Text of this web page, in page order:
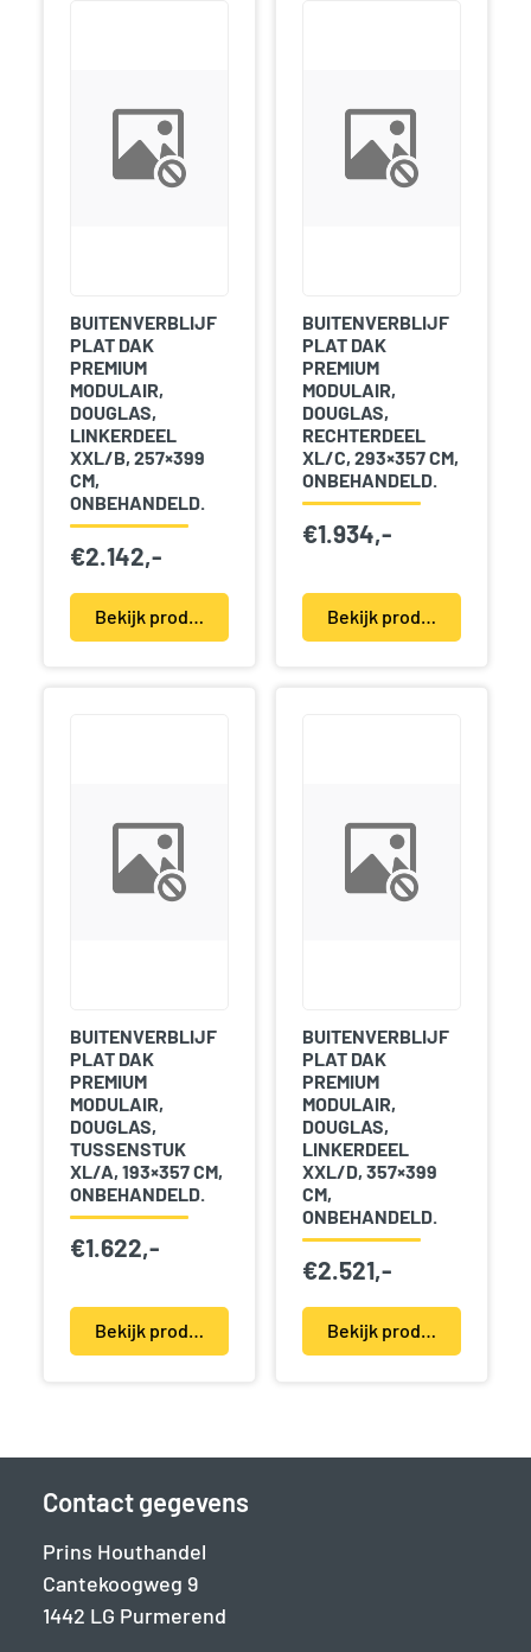
BUITENVERBLIJF
PLAT DAK
PREMIUM
MODULAIR,
DOUGLAS,
LINKERDEEL
XXL/B, 257×399
CM,
ONBEHANDELD.
€2.142,-
Bekijk product(en)
BUITENVERBLIJF
PLAT DAK
PREMIUM
MODULAIR,
DOUGLAS,
RECHTERDEEL
XL/C, 293×357 CM,
ONBEHANDELD.
€1.934,-
Bekijk product(en)
BUITENVERBLIJF
PLAT DAK
PREMIUM
MODULAIR,
DOUGLAS,
TUSSENSTUK
XL/A, 193×357 CM,
ONBEHANDELD.
€1.622,-
Bekijk product(en)
BUITENVERBLIJF
PLAT DAK
PREMIUM
MODULAIR,
DOUGLAS,
LINKERDEEL
XXL/D, 357×399
CM,
ONBEHANDELD.
€2.521,-
Bekijk product(en)
Contact gegevens
Prins Houthandel
Cantekoogweg 9
1442 LG Purmerend